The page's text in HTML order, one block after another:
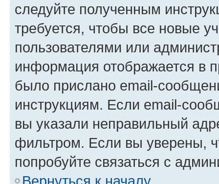
следуйте полученным
требуется, чтобы все новые
пользователями или
информация отображается в
было прислано email-
инструкциям. Если email-
вы указали неправильный
фильтром. Если вы уверены,
попробуйте связаться с
Вернуться к началу